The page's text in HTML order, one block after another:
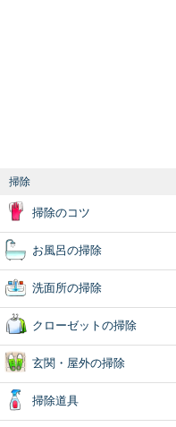
掃除
掃除のコツ
お風呂の掃除
洗面所の掃除
クローゼットの掃除
玄関・屋外の掃除
掃除道具